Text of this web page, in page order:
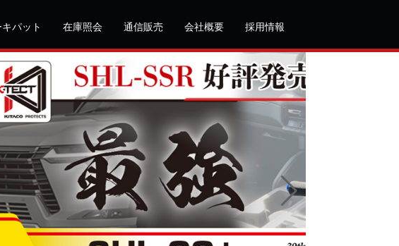
パット 在庫照会 通信販売 会社概要 採用情報